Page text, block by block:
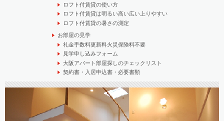
ロフト付賃貸の使い方
ロフト付賃貸は明るい高い広い上りやすい
ロフト付賃貸の暑さの測定
お部屋の見学
礼金手数料更新料火災保険料不要
見学申し込みフォーム
大阪アパート部屋探しのチェックリスト
契約書・入居申込書・必要書類